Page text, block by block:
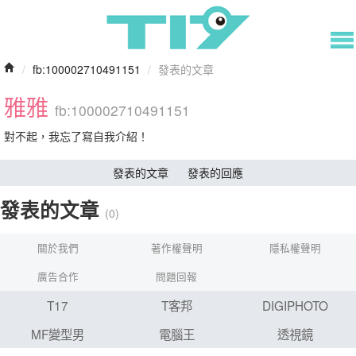
/ fb:100002710491151 / 發表的文章
雅雅 fb:100002710491151
對不起，我忘了寫自我介紹！
發表的文章 發表的回應
發表的文章 (0)
關於我們 著作權聲明
隱私權聲明
廣告合作
問題回報
T17 T客邦
DIGIPHOTO
MF變型男
電腦王 透視鏡